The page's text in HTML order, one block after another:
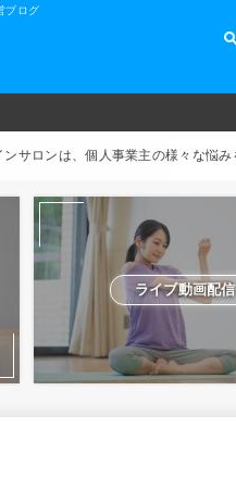
ブログ
オ
オ
オ
オ
法
ラ
動
セ
会
オ
道
ンサロンは、個人事業主の様々な悩み
ライブ動画配信